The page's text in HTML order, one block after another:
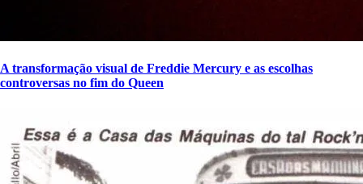
A transformação visual de Freddie Mercury e as escolhas
controversas no fim do Queen